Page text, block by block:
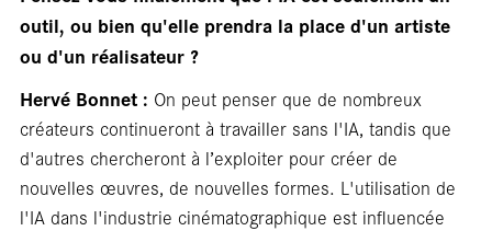
outil, ou bien qu'elle prendra la place d'un artiste
ou d'un réalisateur ?
Hervé Bonnet : On peut penser que de nombreux
créateurs continueront à travailler sans l'IA, tandis que
d'autres chercheront à l’exploiter pour créer de
nouvelles œuvres, de nouvelles formes. L'utilisation de
l'IA dans l'industrie cinématographique est influencée